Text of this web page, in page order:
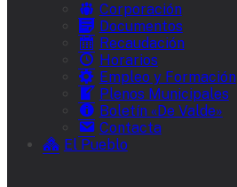
Corporación
Documentos
Recaudación
Horarios
Empleo y Formación
Plenos Municipales
Boletín «De Valde»
Contacta
El Pueblo